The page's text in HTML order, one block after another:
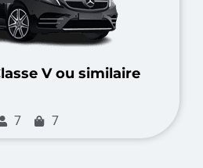
V ou similaire
7 7